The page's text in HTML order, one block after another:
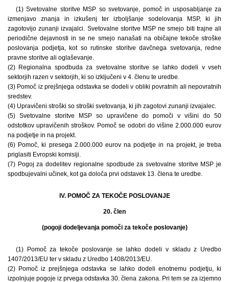
(1) Svetovalne storitve MSP so svetovanje, pomoč in usposabljanje za
izmenjavo znanja in izkušenj ter izboljšanje sodelovanja MSP, ki jih
zagotovijo zunanji izvajalci. Svetovalne storitve MSP ne smejo biti trajne ali
periodične dejavnosti in se ne smejo nanašati na običajne tekoče stroške
poslovanja podjetja, kot so rutinske storitve davčnega svetovanja, redne
pravne storitve ali oglaševanje.
(2) Regionalna spodbuda za svetovalne storitve se lahko dodeli v vseh
sektorjih razen v sektorjih, ki so izključeni v 4. členu te uredbe.
(3) Pomoč iz prejšnjega odstavka se dodeli v obliki povratnih ali nepovratnih
sredstev.
(4) Upravičeni stroški so stroški svetovanja, ki jih zagotovi zunanji izvajalec.
(5) Svetovalne storitve MSP so upravičene do pomoči v višini do 50
odstotkov upravičenih stroškov. Pomoč se odobri do višine 2.000.000 eurov
na podjetje in na projekt.
(6) Pomoč, ki presega 2.000.000 eurov na podjetje in na projekt, je treba
priglasiti Evropski komisiji.
(7) Pogoj za dodelitev regionalne spodbude za svetovalne storitve MSP je
spodbujevalni učinek, kot ga določa prvi odstavek 13. člena te uredbe.
IV. POMOČ ZA TEKOČE POSLOVANJE
20. člen
(pogoji dodeljevanja pomoči za tekoče poslovanje)
(1) Pomoč za tekoče poslovanje se lahko dodeli v skladu z Uredbo
1407/2013/EU ter v skladu z Uredbo 1408/2013/EU.
(2) Pomoč iz prejšnjega odstavka se lahko dodeli enotnemu podjetju, ki
izpolnjuje pogoje iz prvega odstavka 30. člena zakona. Pri tem se za izjemno